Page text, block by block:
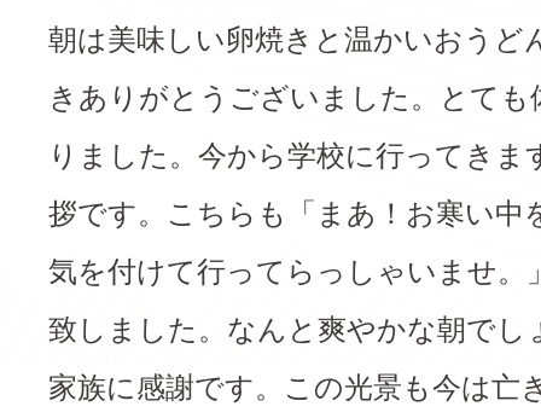
朝は美味しい卵焼きと温かいおうど
きありがとうございました。とても
りました。今から学校に行ってきま
拶です。こちらも「まあ！お寒い中
気を付けて行ってらっしゃいませ。
致しました。なんと爽やかな朝でし
家族に感謝です。この光景も今は亡